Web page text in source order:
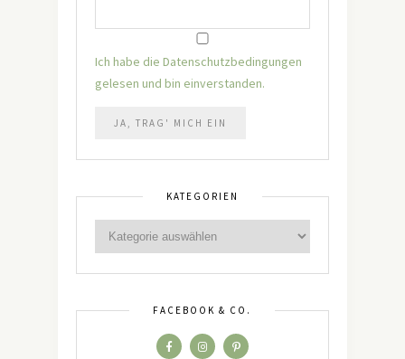
Ich habe die Datenschutzbedingungen
gelesen und bin einverstanden.
KATEGORIEN
FACEBOOK & CO.